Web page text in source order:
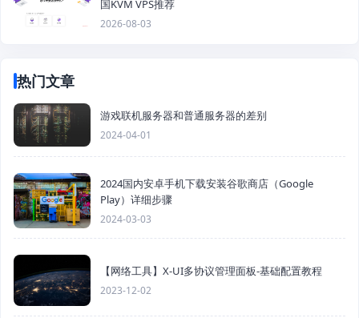
国KVM VPS推荐
2026-08-03
热门文章
游戏联机服务器和普通服务器的差别
2024-04-01
2024国内安卓手机下载安装谷歌商店（Google
Play）详细步骤
2024-03-03
【网络工具】X-UI多协议管理面板-基础配置教程
2023-12-02